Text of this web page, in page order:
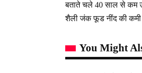
बताते चले 40 साल से कम
शैली जंक फूड नींद की कमी
You Might